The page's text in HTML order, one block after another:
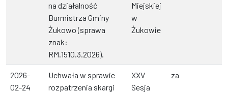
na działalność
Burmistrza Gminy
Żukowo (sprawa
znak:
RM.1510.3.2026).
Miejskiej
w
Żukowie
2026-
02-24
Uchwała w sprawie
rozpatrzenia skargi
XXV
Sesja
za